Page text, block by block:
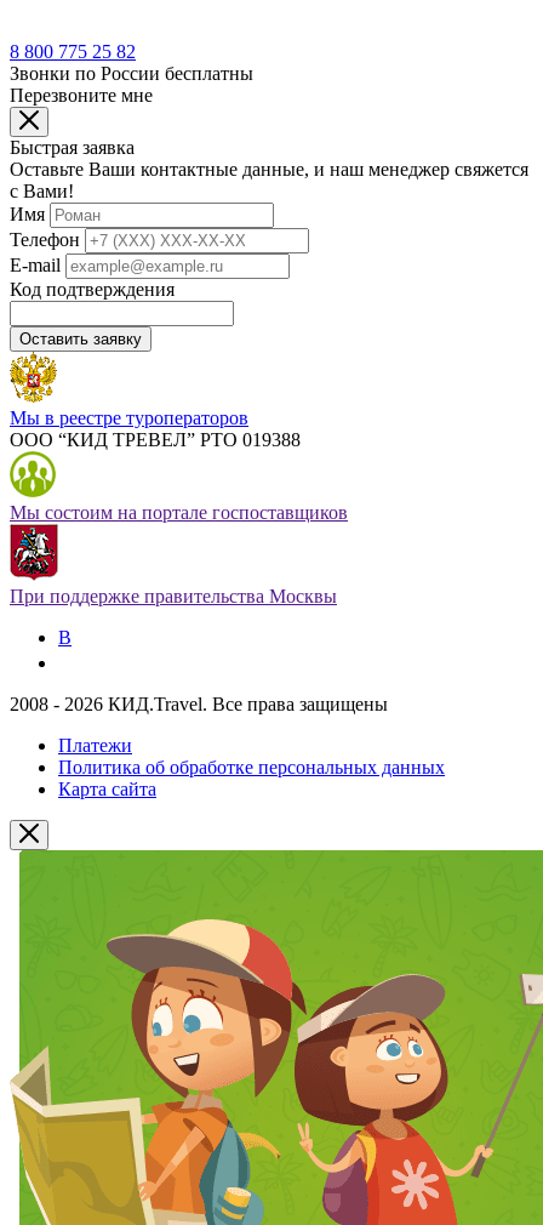
8 800 775 25 82
Звонки по России бесплатны
Перезвоните мне
Быстрая заявка
Оставьте Ваши контактные данные, и наш менеджер свяжется
с Вами!
Имя
Телефон
E-mail
Код подтверждения
Оставить заявку
Мы в реестре туроператоров
ООО “КИД ТРЕВЕЛ” РТО 019388
Мы состоим на портале госпоставщиков
При поддержке правительства Москвы
В
2008 - 2026 КИД.Travel. Все права защищены
Платежи
Политика об обработке персональных данных
Карта сайта